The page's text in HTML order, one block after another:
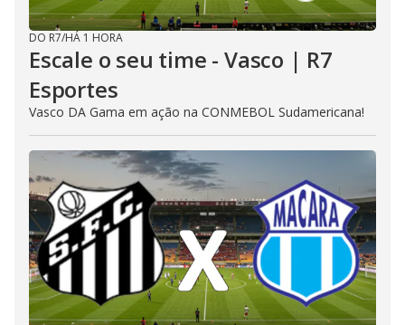
DO R7/HÁ 1 HORA
Escale o seu time - Vasco | R7
Esportes
Vasco DA Gama em ação na CONMEBOL Sudamericana!